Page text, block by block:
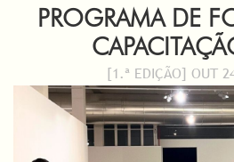
PROGRAMA DE
[1.ª EDIÇÃO] OUT